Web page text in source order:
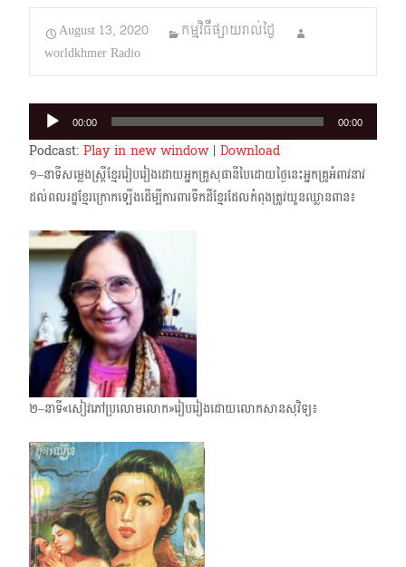
August 13, 2020
កម្មវិធីផ្សាយរាល់ថ្ងៃ
worldkhmer Radio
Audio
Player
00:00 00:00
Podcast: Play in new window| Download
១–នាទីសម្លេងស្ត្រីខ្មែររៀបរៀងដោយអ្នកគ្រូសុផានីបៃដោយថ្ងៃនេះអ្នកគ្រូអំពាវនាវ
ដល់ពលរដ្ឋខ្មែរ​ក្រោក​ឡើងដើម្បីការពារទឹកដីខ្មែរដែលកំពុងត្រូវយួនឈ្លានពាន៖
២–នាទី«សៀវភៅប្រលោមលោក»រៀបរៀងដោយលោកសានសុវិទ្យ៖